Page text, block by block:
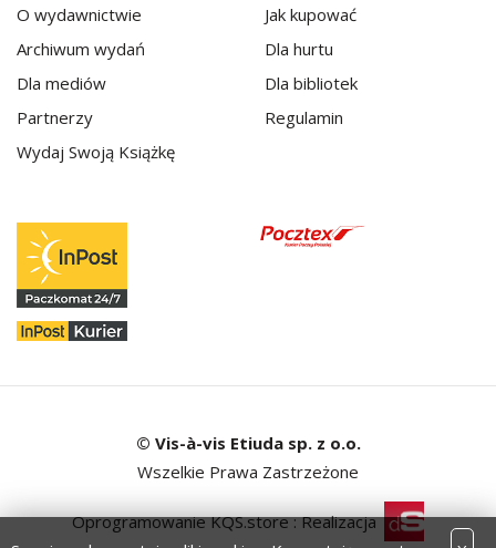
O wydawnictwie
Archiwum wydań
Dla mediów
Partnerzy
Wydaj Swoją Książkę
Jak kupować
Dla hurtu
Dla bibliotek
Regulamin
© Vis-à-vis Etiuda sp. z o.o.
Wszelkie Prawa Zastrzeżone
Oprogramowanie KQS.store:Realizacja